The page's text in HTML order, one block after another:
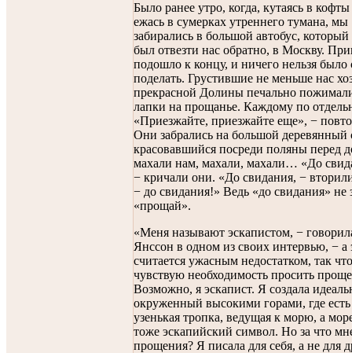
Было ранее утро, когда, кутаясь в
ежась в сумерках утреннего тумана, мы
забирались в большой автобус,
был отвезти нас обратно, в Москву.
подошло к концу, и ничего нельзя было
поделать. Грустившие не меньше нас
прекрасной Долины печально
лапки на прощанье. Каждому по
«Приезжайте, приезжайте еще», −
Они забрались на большой деревянный
красовавшийся посреди поляны перед
махали нам, махали, махали… «До
− кричали они. «До свидания, −
− до свидания!» Ведь «до свидания» не
«прощай».
«Меня называют эскапистом, −
Янссон в одном из своих интервью, − а
считается ужасным недостатком, так
чувствую необходимость просить
Возможно, я эскапист. Я создала
окруженный высокими горами, где есть
узенькая тропка, ведущая к морю, а
тоже эскапийский символ. Но за что
прощения? Я писала для себя, а не для